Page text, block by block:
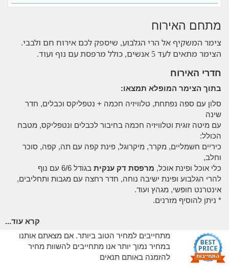
מתחם האירוח
צימר המשקיף אל הרי הגלבוע, שיספק לכם אירוח חם ולבבי.
הצימר מתאים לעד 5 אנשים, כולל מרפסת עם נוף ועוד.
חדרי האירוח
בתוך הצימר המופלא תמצאו:
סלון עם ספה נפתחת, טלוויזיה חכמה + נטפליקס וכבלים, חדר
שינה
עם מיטה זוגית וטלוויזיה חכמה בחיבור לכבלים ונטפליקס, מטבח
הכולל:
כיריים חשמליים, מקרר, מיקרוגל, פינת קפה עם תה, קפה, סוכר
וחלב,
כלי אוכל ופינת אוכל, מרפסת דק ענקיתבגודל 6/6 עם נוף
להרי הגלבוע ופינת ישיבה נוחה, חדר רחצה עם מגבות ותחליבים,
אינטרנט חופשי, מגהץ ועוד.
* ניתן להוסיף מזרנים.
בתיאום מראש ובתוספת תשלון ניתן להזמין ארוחות בוקר זוגיות,
לשומרי שבת
קרא עוד...
מתחייבים למחיר הטוב ביותר. אם מצאתם אותנו
במחיר נמוך יותר אנו מתחייבים להשוות מחיר
להזמנה באותם תנאים